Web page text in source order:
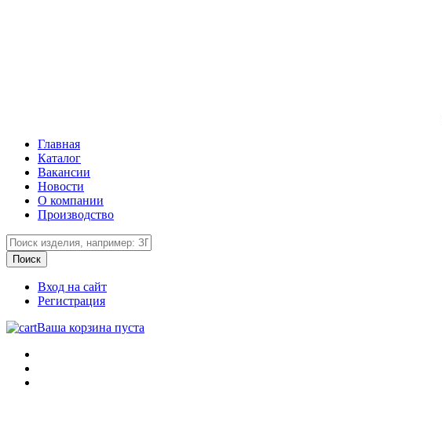
Главная
Каталог
Вакансии
Новости
О компании
Производство
Вход на сайт
Регистрация
Ваша корзина пуста